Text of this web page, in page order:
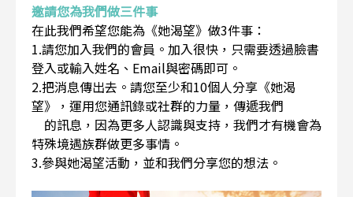
邀請您為我們做三件事
在此我們希望您能為《她渴望》做3件事：
1.請您加入我們的會員。加入很快，只需要透過臉書
登入或輸入姓名、Email與密碼即可。
2.把消息傳出去。請您至少和10個人分享《她渴
望》，運用您通訊錄或社群的力量，傳遞我們
的訊息，因為更多人認識與支持，我們才有機會為
特殊境遇族群做更多事情。
3.參與她渴望活動，並和我們分享您的想法。